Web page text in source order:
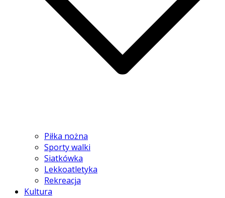
Piłka nożna
Sporty walki
Siatkówka
Lekkoatletyka
Rekreacja
Kultura